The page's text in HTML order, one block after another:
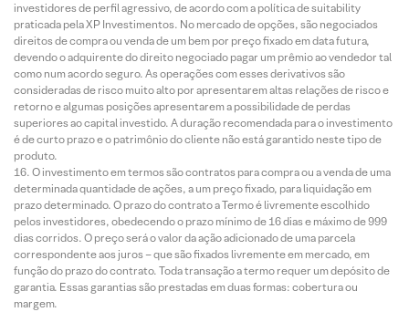
investidores de perfil agressivo, de acordo com a política de suitability
praticada pela XP Investimentos. No mercado de opções, são negociados
direitos de compra ou venda de um bem por preço fixado em data futura,
devendo o adquirente do direito negociado pagar um prêmio ao vendedor tal
como num acordo seguro. As operações com esses derivativos são
consideradas de risco muito alto por apresentarem altas relações de risco e
retorno e algumas posições apresentarem a possibilidade de perdas
superiores ao capital investido. A duração recomendada para o investimento
é de curto prazo e o patrimônio do cliente não está garantido neste tipo de
produto.
O investimento em termos são contratos para compra ou a venda de uma
determinada quantidade de ações, a um preço fixado, para liquidação em
prazo determinado. O prazo do contrato a Termo é livremente escolhido
pelos investidores, obedecendo o prazo mínimo de 16 dias e máximo de 999
dias corridos. O preço será o valor da ação adicionado de uma parcela
correspondente aos juros – que são fixados livremente em mercado, em
função do prazo do contrato. Toda transação a termo requer um depósito de
garantia. Essas garantias são prestadas em duas formas: cobertura ou
margem.